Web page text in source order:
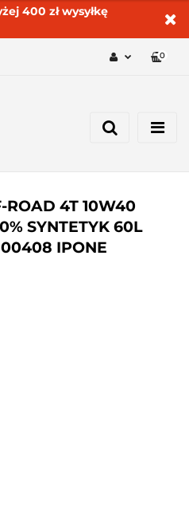
400 zł wysyłkę
Dodaj zgłoszenie
0
ROAD 4T 10W40
SYNTETYK 60L
IPONE